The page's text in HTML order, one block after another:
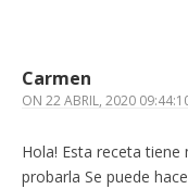
Carmen
ON 22 ABRIL, 2020
Hola! Esta receta
probarla Se puede